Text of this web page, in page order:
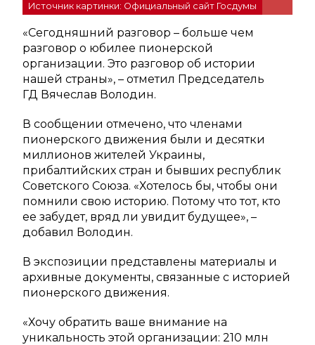
Источник картинки: Официальный сайт Госдумы
«Сегодняшний разговор – больше чем
разговор о юбилее пионерской
организации. Это разговор об истории
нашей страны», – отметил Председатель
ГД Вячеслав Володин.
В сообщении отмечено, что членами
пионерского движения были и десятки
миллионов жителей Украины,
прибалтийских стран и бывших республик
Советского Союза. «Хотелось бы, чтобы они
помнили свою историю. Потому что тот, кто
ее забудет, вряд ли увидит будущее», –
добавил Володин.
В экспозиции представлены материалы и
архивные документы, связанные с историей
пионерского движения.
«Хочу обратить ваше внимание на
уникальность этой организации: 210 млн